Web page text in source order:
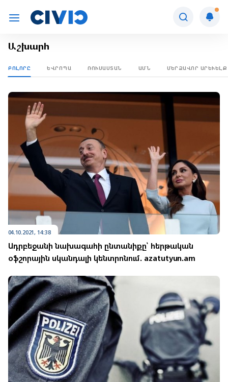
Աշխարհ
ԲՈԼՈՐԸ ԵՎՐՈՊԱ ՌՈՒՍԱՍՏԱՆ ԱՄՆ ՄԵՐՁԱՎՈՐ ԱՐԵՒԵԼՔ
04.10.2021, 14:38
Ադրբեջանի նախագահի ընտանիքը՝ հերթական
օֆշորային սկանդալի կենտրոնում. azatutyun.am